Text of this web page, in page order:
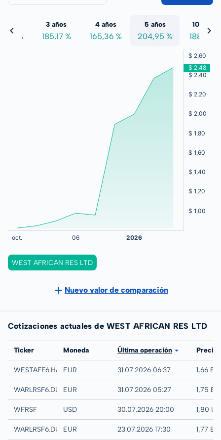
%
3 años
185,17 %
4 años
165,36 %
5 años
204,95 %
10 años
188,81 %
WEST AFRICAN RES LTD
Nuevo valor de comparación
Cotizaciones actuales de WEST AFRICAN RES LTD
Bolsa
Ticker Moneda Última operación Precio
Hamburg
WESTAFF6.HAMBEUR 31.07.2026 06:37 1,66
Quotrix
WARLRSF6.DUSDEUR 31.07.2026 05:27 1,75
UTC
WFRSF USD 30.07.2026 20:00 1,80
Düsseldorf
WARLRSF6.DUSBEUR 23.07.2026 17:30 1,77